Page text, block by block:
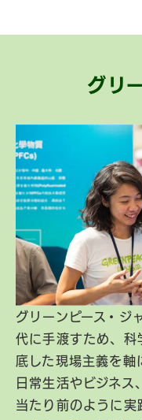
グリ
グリーンピース・ジ
代に手渡すため、科
底した現場主義を軸
日常生活やビジネス
当たり前のように実